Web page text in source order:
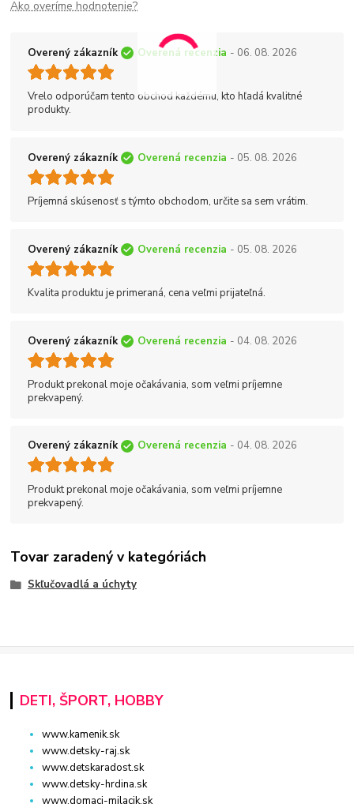
Ako overíme hodnotenie?
Overený zákazník Overená recenzia - 06. 08. 2026
Vrelo odporúčam tento obchod každému, kto hľadá kvalitné
produkty.
Overený zákazník Overená recenzia - 05. 08. 2026
Príjemná skúsenosť s týmto obchodom, určite sa sem vrátim.
Overený zákazník Overená recenzia - 05. 08. 2026
Kvalita produktu je primeraná, cena veľmi prijateľná.
Overený zákazník Overená recenzia - 04. 08. 2026
Produkt prekonal moje očakávania, som veľmi príjemne
prekvapený.
Overený zákazník Overená recenzia - 04. 08. 2026
Produkt prekonal moje očakávania, som veľmi príjemne
prekvapený.
Tovar zaradený v kategóriách
Skľučovadlá a úchyty
DETI, ŠPORT, HOBBY
www.kamenik.sk
www.detsky-raj.sk
www.detskaradost.sk
www.detsky-hrdina.sk
www.domaci-milacik.sk